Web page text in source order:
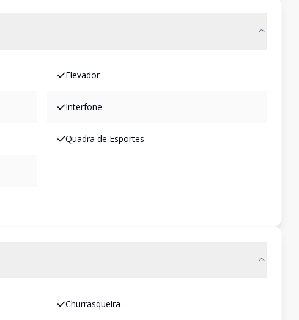
Elevador
Interfone
Quadra de Esportes
Churrasqueira